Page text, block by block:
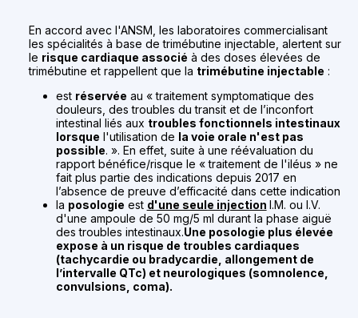
En accord avec l'ANSM, les laboratoires commercialisant
les spécialités à base de trimébutine injectable, alertent sur
le risque cardiaque associé à des doses élevées de
trimébutine et rappellent que la trimébutine injectable :
est réservée au « traitement symptomatique des
douleurs, des troubles du transit et de l’inconfort
intestinal liés aux troubles fonctionnels intestinaux
lorsque l'utilisation de la voie orale n'est pas
possible. ». En effet, suite à une réévaluation du
rapport bénéfice/risque le « traitement de l'iléus » ne
fait plus partie des indications depuis 2017 en
l’absence de preuve d’efficacité dans cette indication
la posologie est d'une seule injection I.M. ou I.V.
d'une ampoule de 50 mg/5 ml durant la phase aiguë
des troubles intestinaux.Une posologie plus élevée
expose à un risque de troubles cardiaques
(tachycardie ou bradycardie, allongement de
l’intervalle QTc) et neurologiques (somnolence,
convulsions, coma).